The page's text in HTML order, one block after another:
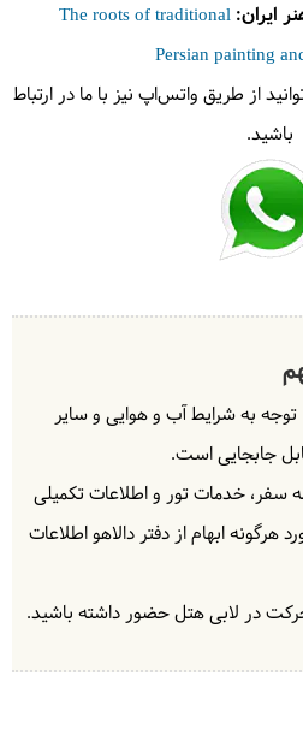
ایران: The roots of traditional
Persian painting
از طریق واتس‌اپ نیز با ما در ارتباط
باشید.
توجه به شرایط آب و هوایی و سایر
جابجایی است.
سفر، خدمات تور و اطلاعات تکمیلی
هرگونه ابهام از دفتر دالاهو اطلاعات